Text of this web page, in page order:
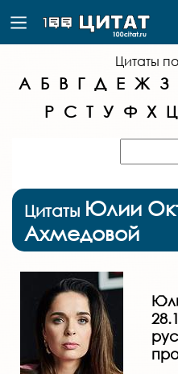
Цитаты
А Б В Г Д Е Ж З
Р С Т У Ф Х Ц
Цитаты Юлии
Ахмедовой